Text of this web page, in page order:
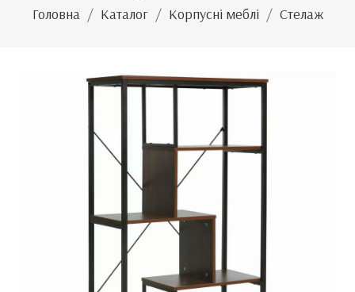
Головна Каталог Корпусні меблі Стелаж